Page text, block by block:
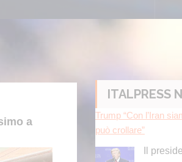
a
ITALPRESS
Trump “Con l’Iran
può crollare”
Il